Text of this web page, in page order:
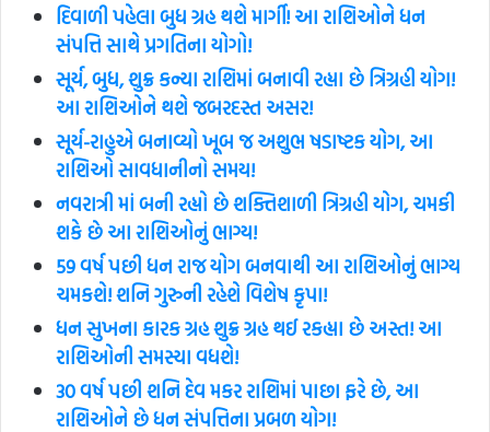
દિવાળી પહેલા બુધ ગ્રહ થશે માર્ગી! આ રાશિઓને ધન
સંપત્તિ સાથે પ્રગતિના યોગો!
સૂર્ય, બુધ, શુક્ર કન્યા રાશિમાં બનાવી રહ્યા છે ત્રિગ્રહી યોગ!
આ રાશિઓને થશે જબરદસ્ત અસર!
સૂર્ય-રાહુએ બનાવ્યો ખૂબ જ અશુભ ષડાષ્ટક યોગ, આ
રાશિઓ સાવધાનીનો સમય!
નવરાત્રી માં બની રહ્યો છે શક્તિશાળી ત્રિગ્રહી યોગ, ચમકી
શકે છે આ રાશિઓનું ભાગ્ય!
59 વર્ષ પછી ધન રાજ યોગ બનવાથી આ રાશિઓનું ભાગ્ય
ચમકશે! શનિ ગુરુની રહેશે વિશેષ કૃપા!
ધન સુખના કારક ગ્રહ શુક્ર ગ્રહ થઈ રકહ્યા છે અસ્ત! આ
રાશિઓની સમસ્યા વધશે!
30 વર્ષ પછી શનિ દેવ મકર રાશિમાં પાછા ફરે છે, આ
રાશિઓને છે ધન સંપત્તિના પ્રબળ યોગ!